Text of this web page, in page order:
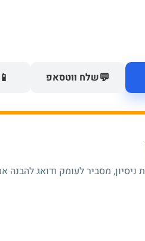
💬שלח ווטסאפ 📱